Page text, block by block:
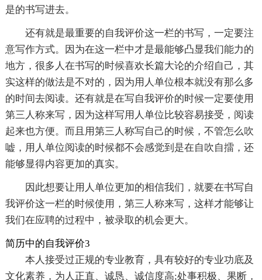
是的书写进去。
还有就是最重要的自我评价这一栏的书写，一定要注
意写作方式。因为在这一栏中才是最能够凸显我们能力的
地方，很多人在书写的时候喜欢长篇大论的介绍自己，其
实这样的做法是不对的，因为用人单位根本就没有那么多
的时间去阅读。还有就是在写自我评价的时候一定要使用
第三人称来写，因为这样写用人单位比较容易接受，阅读
起来也方便。而且用第三人称写自己的时候，不管怎么吹
嘘，用人单位阅读的时候都不会感觉到是在自吹自擂，还
能够显得内容更加的真实。
因此想要让用人单位更加的相信我们，就要在书写自
我评价这一栏的时候使用，第三人称来写，这样才能够让
我们在应聘的过程中，被录取的机会更大。
简历中的自我评价3
本人接受过正规的专业教育，具有较好的专业功底及
文化素养，为人正直、诚恳、诚信度高;处事积极、果断，